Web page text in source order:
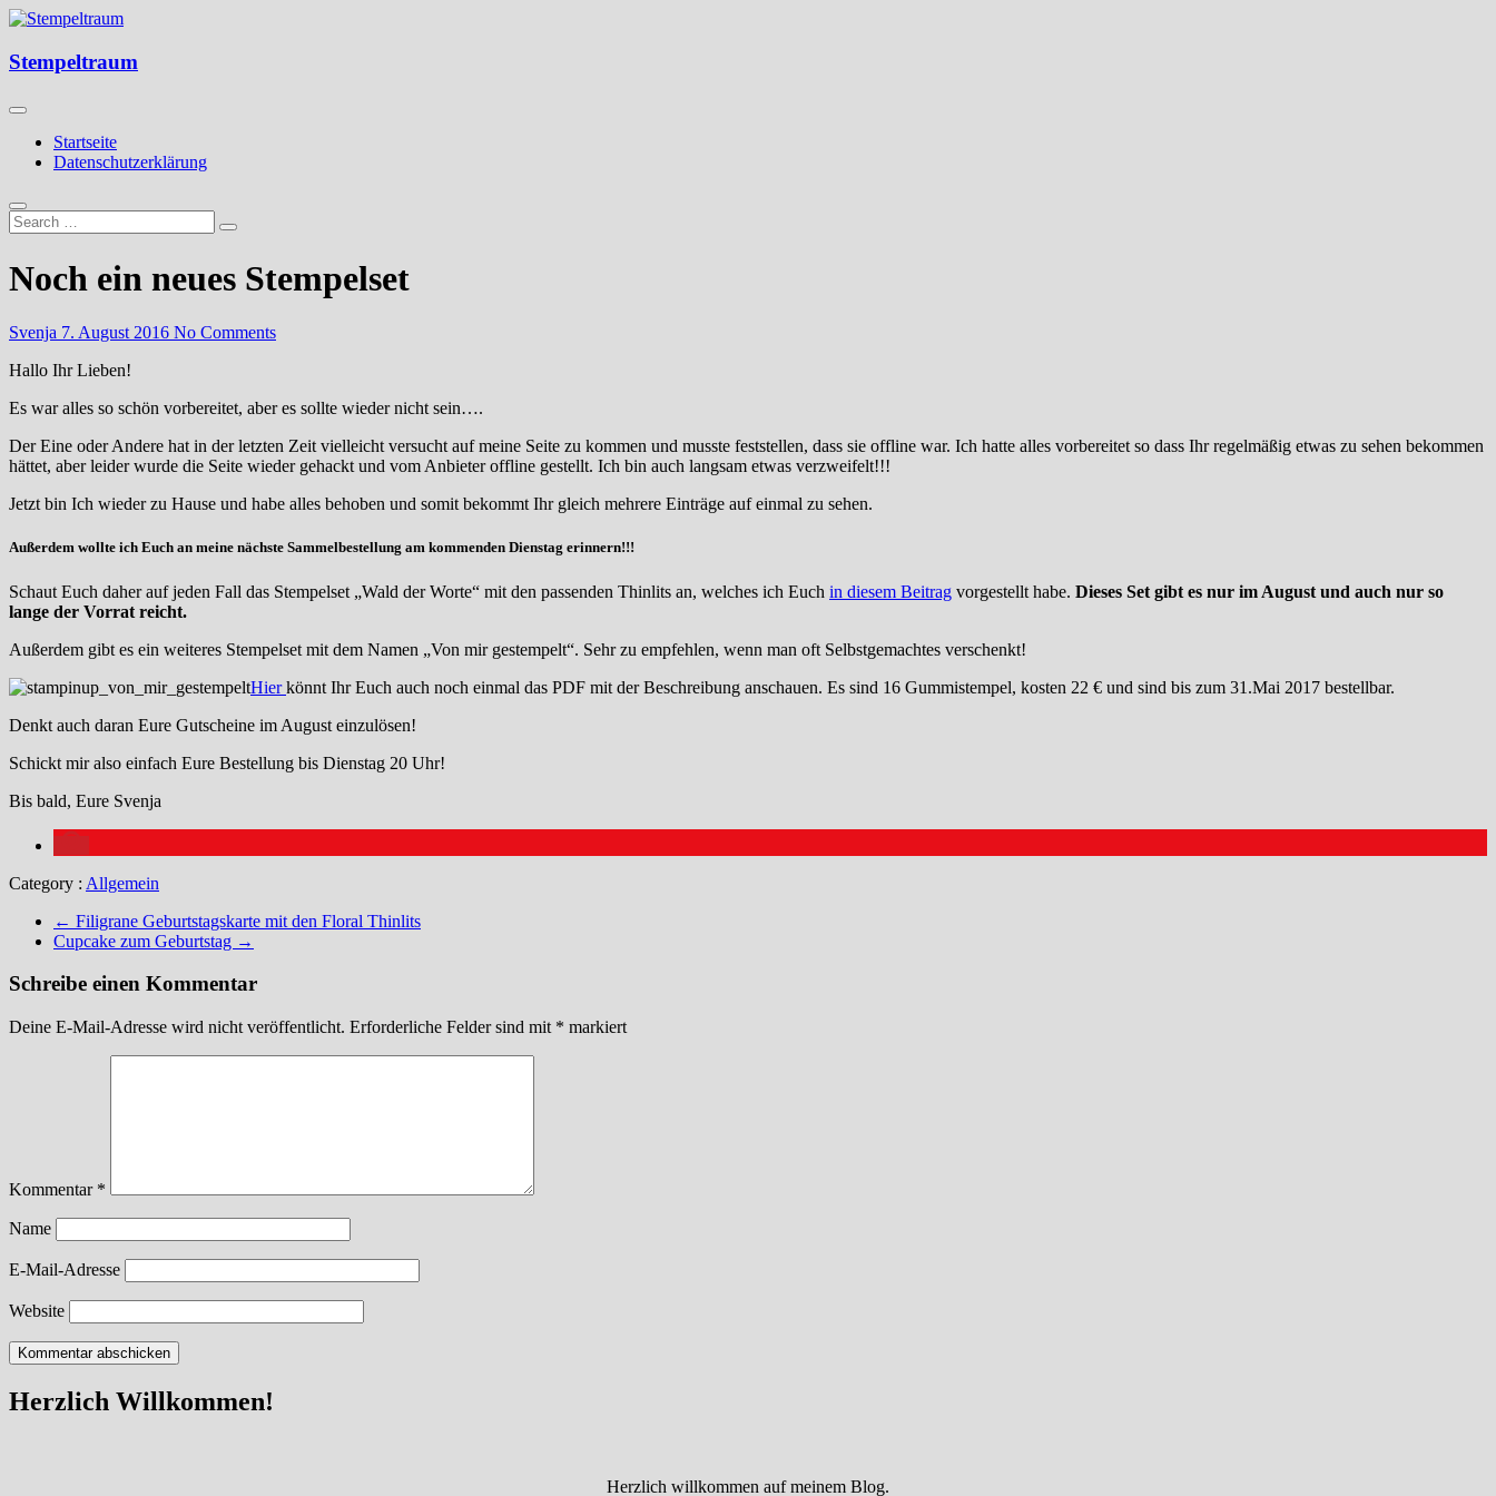
Skip
content
Stempeltraum
Stempeltraum
Startseite
Datenschutzerklärung
Noch ein neues Stempelset
Svenja 7. August 2016 No Comments
Hallo Ihr Lieben!
Es war alles so schön vorbereitet, aber es sollte wieder nicht sein….
Der Eine oder Andere hat in der letzten Zeit vielleicht versucht auf meine Seite zu kommen und musste feststellen, dass sie offline war. Ich hatte alles vorbereitet so dass Ihr regelmäßig etwas zu sehen bekommen
hättet, aber leider wurde die Seite wieder gehackt und vom Anbieter offline gestellt. Ich bin auch langsam etwas verzweifelt!!!
Jetzt bin Ich wieder zu Hause und habe alles behoben und somit bekommt Ihr gleich mehrere Einträge auf einmal zu sehen.
Außerdem wollte ich Euch an meine nächste Sammelbestellung am kommenden Dienstag erinnern!!!
Schaut Euch daher auf jeden Fall das Stempelset „Wald der Worte“ mit den passenden Thinlits an, welches ich Euch in diesem Beitrag vorgestellt habe. Dieses Set gibt es nur im August und auch nur so
lange der Vorrat reicht.
Außerdem gibt es ein weiteres Stempelset mit dem Namen „Von mir gestempelt“. Sehr zu empfehlen, wenn man oft Selbstgemachtes verschenkt!
Hierkönnt Ihr Euch auch noch einmal das PDF mit der Beschreibung anschauen. Es sind 16 Gummistempel, kosten 22 € und sind bis zum 31.Mai 2017 bestellbar.
Denkt auch daran Eure Gutscheine im August einzulösen!
Schickt mir also einfach Eure Bestellung bis Dienstag 20 Uhr!
Bis bald, Eure Svenja
Category : Allgemein
← Filigrane Geburtstagskarte mit den Floral Thinlits
Cupcake zum Geburtstag →
Schreibe einen Kommentar
Deine E-Mail-Adresse wird nicht veröffentlicht. Erforderliche Felder sind mit * markiert
Kommentar *
Name
E-Mail-Adresse
Website
Herzlich Willkommen!
Herzlich willkommen auf meinem Blog.